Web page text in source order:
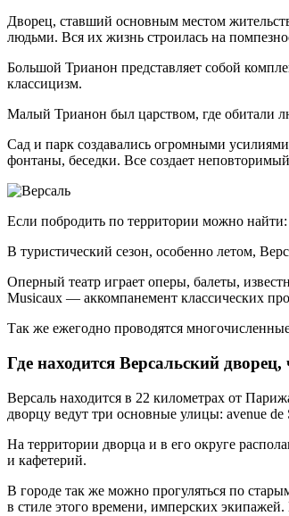
Дворец, ставший основным местом
людьми. Вся их жизнь строилась на
Большой Трианон представляет собой
классицизм.
Малый Трианон был царством, где обитали
Сад и парк создавались огромными
фонтаны, беседки. Все создает
Если побродить по территории можно
В туристический сезон, особенно летом,
Оперный театр играет оперы, балеты,
Musicaux — аккомпанемент классических
Так же ежегодно проводятся
Где находится Версальский
Версаль находится в 22 километрах от
дворцу ведут три основные улицы: avenue de
На территории дворца и в его округе
и кафетерий.
В городе так же можно прогуляться по
в стиле этого времени, имперских